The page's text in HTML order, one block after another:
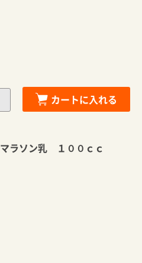
カートに入れる
マラソン乳 １００ｃｃ